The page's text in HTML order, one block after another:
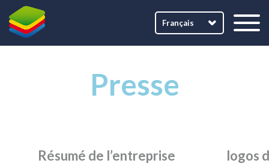
Français
Presse
Résumé de l’entreprise logos